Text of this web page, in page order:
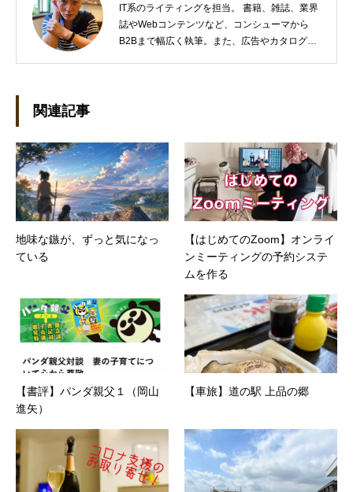
IT系のライティングを担当。 書籍、雑誌、業界
誌やWebコンテンツなど、コンシューマから
B2Bまで幅広く執筆。また、広告やカタログ、
ージ（SAN/NAS/LTO/SASなど）、セキュリテ
ィ（BIOS/UTM/情報漏えい対策/デザスタリカバ
リ/内部統制・コンプライアンス/ネットワーク
セキュリティ/メールセキュリティなど）、ネッ
トワーク（KVMスイッチ/グループウェア/サー
バ/資産管理/シンクライアント/ホスティングな
ど）、その他（.NET/BI/カタログ/各種戦略/導入
事例/パートナー取材など）…ほか、多数執筆。
●連絡先 メール：kenta@office-mica.com
関連記事
地味な鏃が、ずっと気になっ
ている
【はじめてのZoom】オンライ
ンミーティングの予約システ
ムを作る
【書評】パンダ親父１（岡山
進矢）
【車旅】道の駅 上品の郷